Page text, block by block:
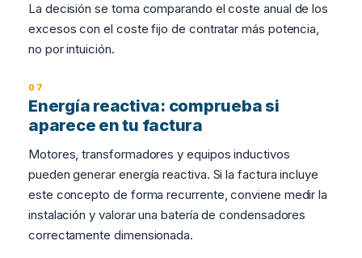
La decisión se toma comparando el coste anual de los
excesos con el coste fijo de contratar más potencia,
no por intuición.
Energía reactiva: comprueba si
aparece en tu factura
Motores, transformadores y equipos inductivos
pueden generar energía reactiva. Si la factura incluye
este concepto de forma recurrente, conviene medir la
instalación y valorar una batería de condensadores
correctamente dimensionada.